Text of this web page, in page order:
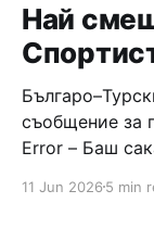
Най
Българо–Турски речник
съобщение за
Error – Баш сакатлък! балетист
Война и мир –
11 Jun 2026 5 min